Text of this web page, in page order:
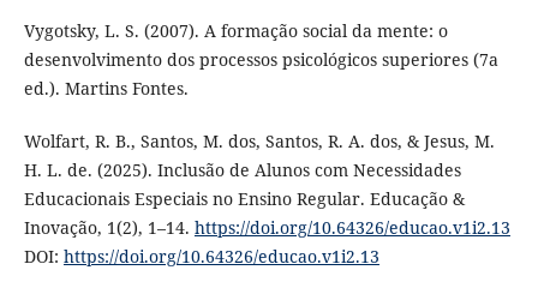
Vygotsky, L. S. (2007). A formação social da mente: o
desenvolvimento dos processos psicológicos superiores (7a
ed.). Martins Fontes.
Wolfart, R. B., Santos, M. dos, Santos, R. A. dos, & Jesus, M.
H. L. de. (2025). Inclusão de Alunos com Necessidades
Educacionais Especiais no Ensino Regular. Educação &
Inovação, 1(2), 1–14. https://doi.org/10.64326/educao.v1i2.13
DOI: https://doi.org/10.64326/educao.v1i2.13